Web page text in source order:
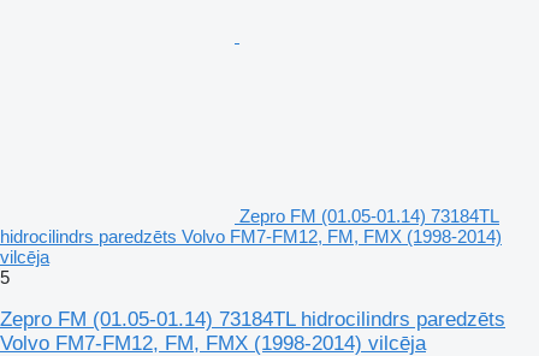
Zepro FM (01.05-01.14) 73184TL
hidrocilindrs paredzēts Volvo FM7-FM12, FM, FMX (1998-2014)
vilcēja
5
Zepro FM (01.05-01.14) 73184TL hidrocilindrs paredzēts
Volvo FM7-FM12, FM, FMX (1998-2014) vilcēja